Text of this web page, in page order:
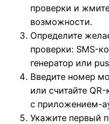
проверки и
возможности.
Определите
проверки: SMS-
генератор или
Введите номер
или считайте
с приложением-
Укажите первый